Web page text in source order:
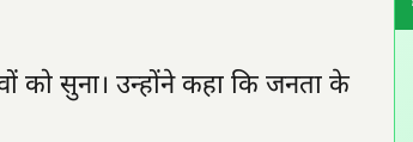
को सुना। उन्होंने कहा कि जनता के